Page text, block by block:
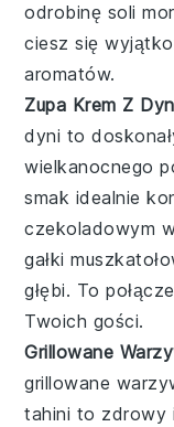
odrobinę soli
ciesz się
aromatów.
Zupa Krem Z
dyni to
wielkanocnego
smak idealnie
czekoladowym
gałki
głębi. To
Twoich gości.
Grillowane
grillowane
tahini to zdrowy